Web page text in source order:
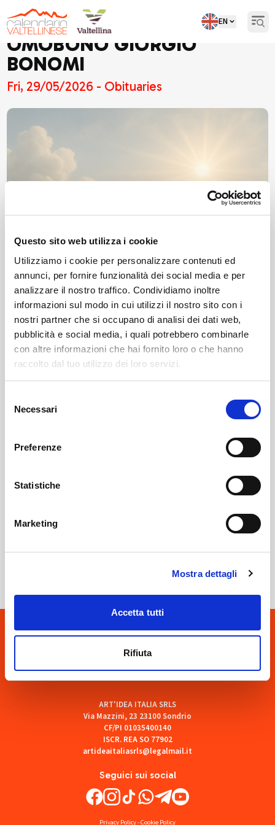
Questo sito web utilizza i cookie
Utilizziamo i cookie per personalizzare contenuti ed
annunci, per fornire funzionalità dei social media e per
analizzare il nostro traffico. Condividiamo inoltre
informazioni sul modo in cui utilizzi il nostro sito con i
nostri partner che si occupano di analisi dei dati web,
pubblicità e social media, i quali potrebbero combinarle
con altre informazioni che hai fornito loro o che hanno
raccolto dal tuo utilizzo dei loro servizi.
delNecessari
Preferenze
Statistiche
Marketing
Mostra dettagli
Accetta tutti
Rifiuta
EN
OMOBONO GIORGIO
BONOMI
Fri, 29/05/2026 - Obituaries
Sondrio Obituaries
SOF Società Onoranze Funebri
Seguici sui social
ART'IDEA ITALIA SRLS
Via Mazzini, 23 23100 Sondrio
CF/PI 01035400140
ISCR. REA SO 77902
artideaitaliasrls@legalmail.it
Privacy Policy-Cookie Policy